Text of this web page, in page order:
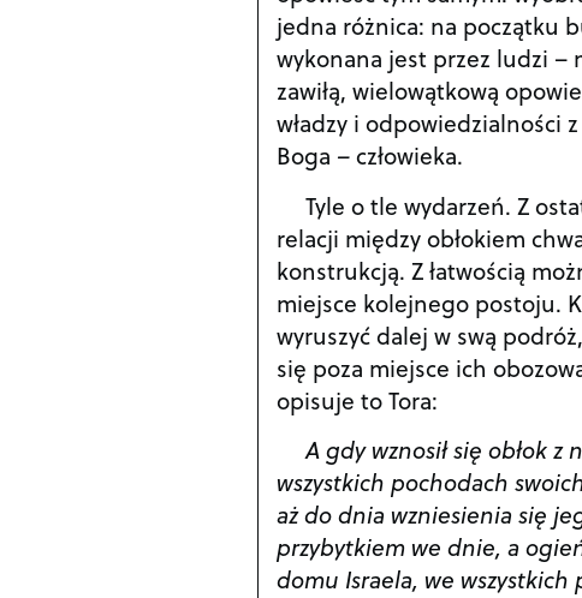
jedna różnica: na początku
wykonana jest przez ludzi –
zawiłą, wielowątkową
władzy i odpowiedzialności
Boga –człowieka.
Tyle o tle wydarzeń. Z
relacji między obłokiem
konstrukcją. Z łatwością
miejsce kolejnego postoju.
wyruszyć dalej w swą podróż,
się poza miejsce ich
opisuje to Tora:
A gdy wznosił się obłok
wszystkich pochodach
aż do dnia wzniesienia się
przybytkiem we dnie, a
domu Israela, we